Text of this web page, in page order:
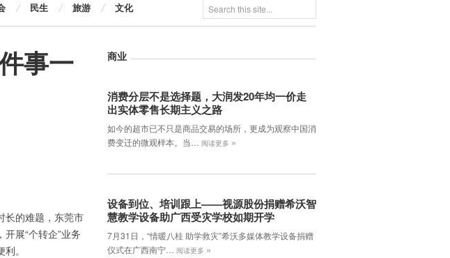
民生 旅游 文化
事一
长的难题，东莞市
展“个转企”业务
。
商业
消费分层不是选择题，大润发20年均一价走
出实体零售长期主义之路
如今的超市已不只是商品交易的场所，更成为观察中国消
费变迁的微观样本。当…
阅读更多 »
设备到位、培训跟上——视源股份捐赠希沃智
慧教学设备助广西受灾学校如期开学
7月31日，“情暖八桂 助学救灾”希沃多媒体教学设备捐赠
仪式在广西南宁…
阅读更多 »